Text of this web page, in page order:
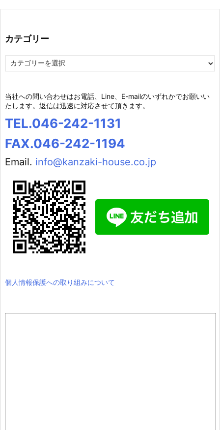
カテゴリー
テ
ー
当社への問い合わせはお電話、Line、E-mailのいずれかでお願いい
たします。返信は迅速に対応させて頂きます。
TEL.046-242-1131
FAX.046-242-1194
Email. info@kanzaki-house.co.jp
個人情報保護への取り組みについて